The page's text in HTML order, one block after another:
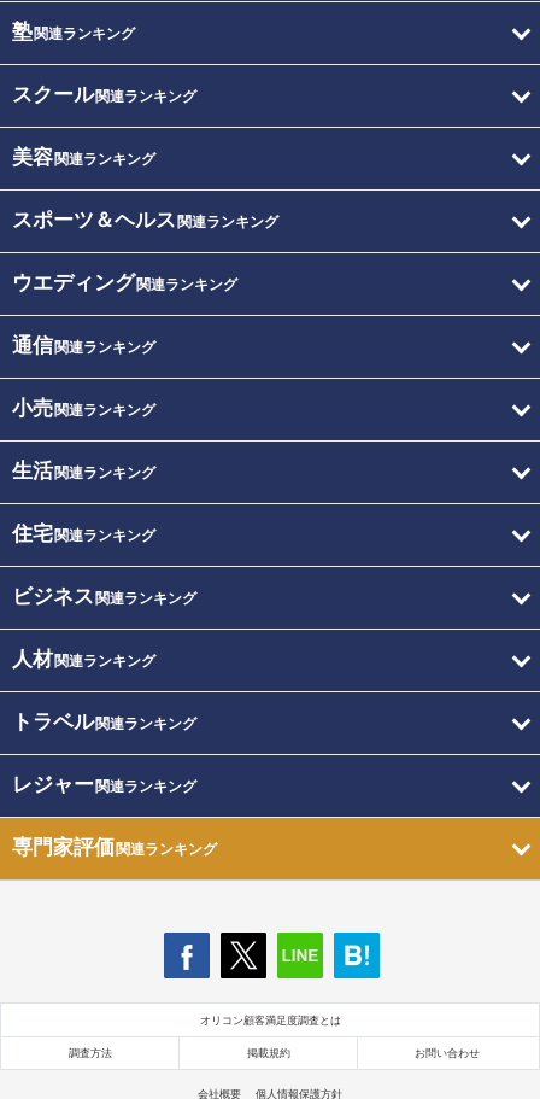
塾関連ランキング
スクール関連ランキング
美容関連ランキング
スポーツ＆ヘルス 関連ランキング
ウエディング関連ランキング
通信関連ランキング
小売関連ランキング
生活関連ランキング
住宅関連ランキング
ビジネス 関連ランキング
人材関連ランキング
トラベル関連ランキング
レジャー関連ランキング
専門家評価関連ランキング
オリコン顧客満足度調査とは
調査方法 掲載規約 お問い合わせ
会社概要 個人情報保護方針